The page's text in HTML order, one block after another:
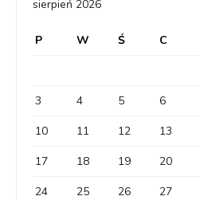
sierpień 2026
P W Ś C
3
4 5 6
10
11 12 13
17
18 19 20
24
25 26 27